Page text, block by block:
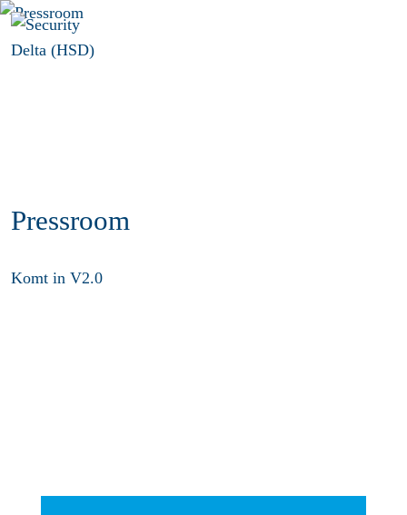
Pressroom
Komt in V2.0